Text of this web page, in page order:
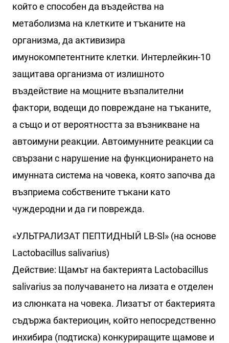
който е способен да въздейства на
метаболизма на клетките и тъканите на
организма, да активизира
имунокомпетентните клетки. Интерлейкин-10
защитава организма от излишното
въздействие на мощните възпалителни
фактори, водещи до повреждане на тъканите,
а също и от вероятността за възникване на
автоимуни реакции. Автоимунните реакции са
свързани с нарушение на функционирането на
имунната система на човека, която започва да
възприема собствените тъкани като
чуждеродни и да ги поврежда.
«УЛЬТРАЛИЗАТ ПЕПТИДНЫЙ LB-Sl» (на основе
Lactobacillus salivarius)
Действие: Щамът на бактерията Lactobacillus
salivarius за получаването на лизата е отделен
из слюнката на човека. Лизатът от бактерията
съдържа бактериоцин, който непосредственно
инхибира (подтиска) конкуриращите щамове и